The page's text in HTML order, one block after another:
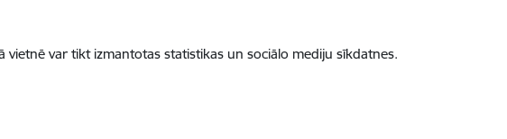
var tikt izmantotas statistikas un sociālo mediju sīkdatnes.